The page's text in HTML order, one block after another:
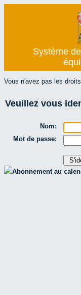
Système
Vous n'avez pas les
Veuillez vous
Nom:
Mot de passe:
Abonnement au